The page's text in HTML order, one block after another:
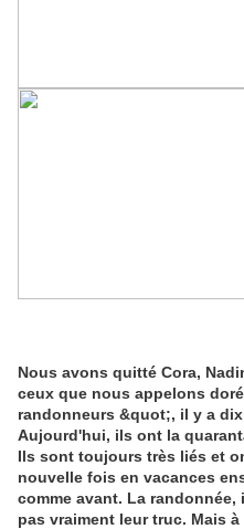
Nous avons quitté Cora,
ceux que nous appelons
randonneurs &quot;, il y a
Aujourd'hui, ils ont la
Ils sont toujours très liés et
nouvelle fois en vacances
comme avant. La
pas vraiment leur truc. Mais